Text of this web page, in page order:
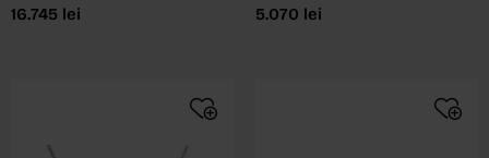
16.745 lei 5.070 lei